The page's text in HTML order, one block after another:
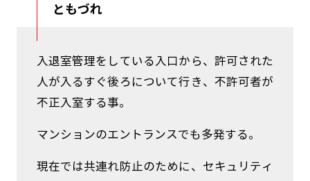
ともづれ
入退室管理をしている入口から、許可された
人が入るすぐ後ろについて行き、不許可者が
不正入室する事。
マンションのエントランスでも多発する。
現在では共連れ防止のために、セキュリティ